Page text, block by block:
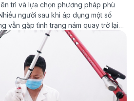
trì và lựa chọn phương pháp phù
người sau khi áp dụng một số
vẫn gặp tình trạng nám quay trở lại
phát triển của công nghệ hiện đại,